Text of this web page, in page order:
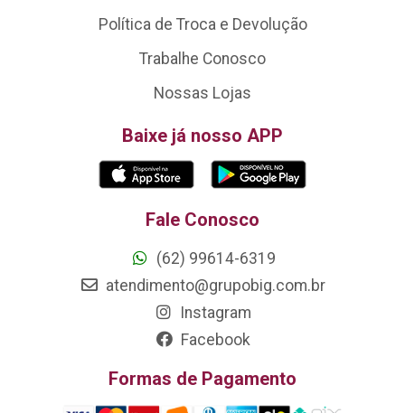
Política de Troca e Devolução
Trabalhe Conosco
Nossas Lojas
Baixe já nosso APP
Fale Conosco
(62) 99614-6319
atendimento@grupobig.com.br
Instagram
Facebook
Formas de Pagamento